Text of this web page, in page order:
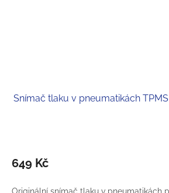
Snímač tlaku v pneumatikách
produktu
je
649 Kč